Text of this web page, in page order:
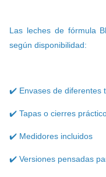
Las leches de fórmula
según disponibilidad:
✔️ Envases de diferentes
✔️ Tapas o cierres
✔️ Medidores incluidos
✔️ Versiones pensadas